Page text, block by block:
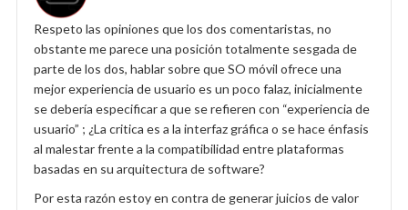
Respeto las opiniones que los dos comentaristas, no
obstante me parece una posición totalmente sesgada de
parte de los dos, hablar sobre que SO móvil ofrece una
mejor experiencia de usuario es un poco falaz, inicialmente
se debería especificar a que se refieren con “experiencia de
usuario” ; ¿La critica es a la interfaz gráfica o se hace énfasis
al malestar frente a la compatibilidad entre plataformas
basadas en su arquitectura de software?
Por esta razón estoy en contra de generar juicios de valor